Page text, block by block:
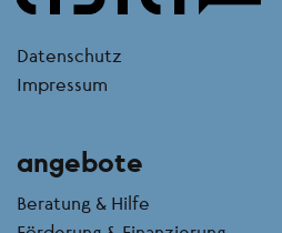
kontakt
Datenschutz
Impressum
angebote
Beratung & Hilfe